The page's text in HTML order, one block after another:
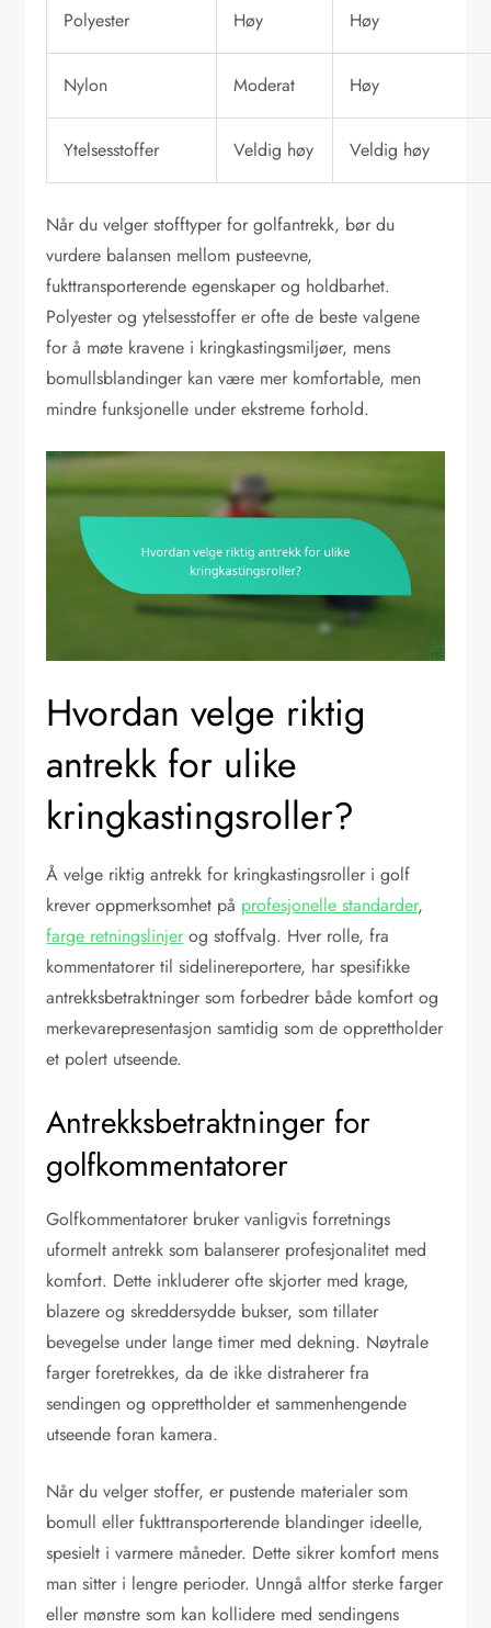
Polyester Høy Høy
Nylon Moderat Høy
Ytelsesstoffer Veldig høy Veldig høy
Når du velger stofftyper for golfantrekk, bør du
vurdere balansen mellom pusteevne,
fukttransporterende egenskaper og holdbarhet.
Polyester og ytelsesstoffer er ofte de beste valgene
for å møte kravene i kringkastingsmiljøer, mens
bomullsblandinger kan være mer komfortable, men
mindre funksjonelle under ekstreme forhold.
Hvordan velge riktig
antrekk for ulike
kringkastingsroller?
Å velge riktig antrekk for kringkastingsroller i golf
krever oppmerksomhet på profesjonelle standarder,
farge retningslinjer og stoffvalg. Hver rolle, fra
kommentatorer til sidelinereportere, har spesifikke
antrekksbetraktninger som forbedrer både komfort og
merkevarepresentasjon samtidig som de opprettholder
et polert utseende.
Antrekksbetraktninger for
golfkommentatorer
Golfkommentatorer bruker vanligvis forretnings
uformelt antrekk som balanserer profesjonalitet med
komfort. Dette inkluderer ofte skjorter med krage,
blazere og skreddersydde bukser, som tillater
bevegelse under lange timer med dekning. Nøytrale
farger foretrekkes, da de ikke distraherer fra
sendingen og opprettholder et sammenhengende
utseende foran kamera.
Når du velger stoffer, er pustende materialer som
bomull eller fukttransporterende blandinger ideelle,
spesielt i varmere måneder. Dette sikrer komfort mens
man sitter i lengre perioder. Unngå altfor sterke farger
eller mønstre som kan kollidere med sendingens